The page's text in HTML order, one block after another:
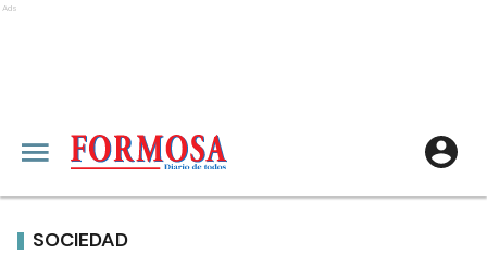
Ads
SOCIEDAD